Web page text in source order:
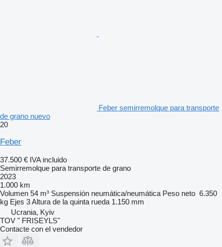
Feber semirremolque para transporte
de grano nuevo
20
Feber
37.500 € IVA incluido
Semirremolque para transporte de grano
2023
1.000 km
Volumen 54 m³ Suspensión neumática/neumática Peso neto 6.350
kg Ejes 3Altura de la quinta rueda 1.150 mm
Ucrania, Kyiv
TOV " FRISEYLS"
Contacte con el vendedor